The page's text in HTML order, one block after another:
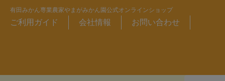
有田みかん専業農家やまがみかん園公式オンラインショップ
ご利用ガイド 会社情報 お問い合わせ